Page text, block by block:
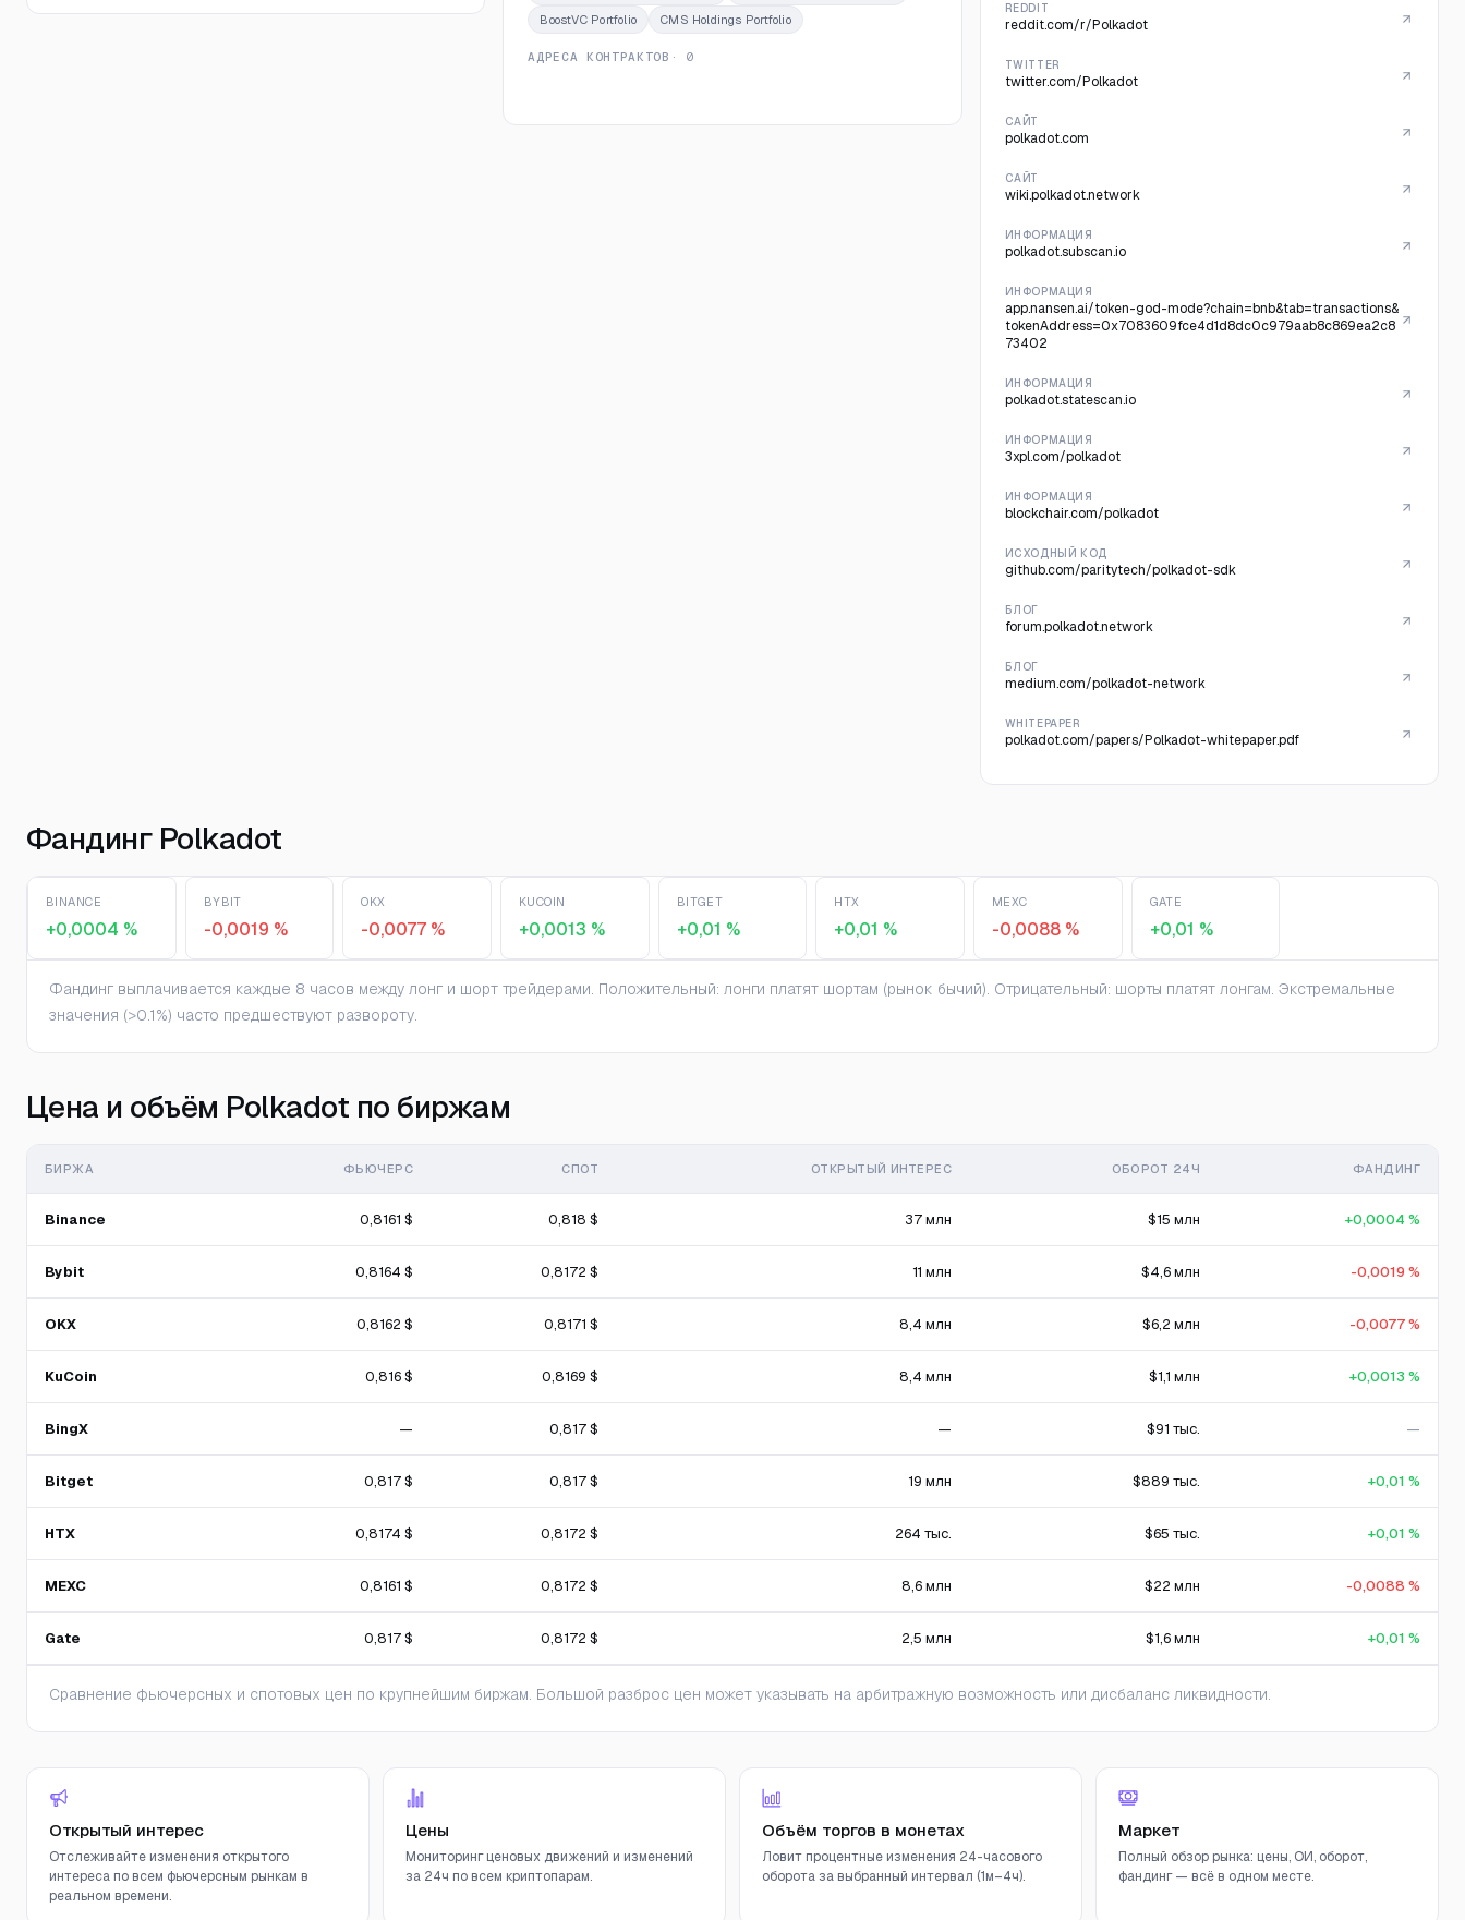
BoostVC Portfolio
CMS Holdings Portfolio
АДРЕСА КОНТРАКТОВ · 0
REDDIT
reddit.com/r/Polkadot
TWITTER
twitter.com/Polkadot
САЙТ
polkadot.com
САЙТ
wiki.polkadot.network
ИНФОРМАЦИЯ
polkadot.subscan.io
ИНФОРМАЦИЯ
app.nansen.ai/token-god-mode?chain=bnb&tab=transactions&
tokenAddress=0x7083609fce4d1d8dc0c979aab8c869ea2c8
73402
ИНФОРМАЦИЯ
polkadot.statescan.io
ИНФОРМАЦИЯ
3xpl.com/polkadot
ИНФОРМАЦИЯ
blockchair.com/polkadot
ИСХОДНЫЙ КОД
github.com/paritytech/polkadot-sdk
БЛОГ
forum.polkadot.network
БЛОГ
medium.com/polkadot-network
WHITEPAPER
polkadot.com/papers/Polkadot-whitepaper.pdf
Фандинг Polkadot
BINANCE
+0,0004 %
BYBIT
-0,0019 %
OKX
-0,0077 %
KUCOIN
+0,0013 %
BITGET
+0,01 %
HTX
+0,01 %
MEXC
-0,0088 %
GATE
+0,01 %
Фандинг выплачивается каждые 8 часов между лонг и шорт трейдерами. Положительный: лонги платят шортам (рынок бычий). Отрицательный: шорты платят лонгам. Экстремальные
значения (>0.1%) часто предшествуют развороту.
Цена и объём Polkadot по биржам
БИРЖА ФЬЮЧЕРС СПОТ ОТКРЫТЫЙ ИНТЕРЕС ОБОРОТ 24Ч ФАНДИНГ
Binance 0,8161 $ 0,818 $ 37 млн $15 млн +0,0004 %
Bybit 0,8164 $ 0,8172 $ 11 млн $4,6 млн -0,0019 %
OKX 0,8162 $ 0,8171 $ 8,4 млн $6,2 млн -0,0077 %
KuCoin 0,816 $ 0,8169 $ 8,4 млн $1,1 млн +0,0013 %
BingX — 0,817 $ — $91 тыс. —
Bitget 0,817 $ 0,817 $ 19 млн $889 тыс. +0,01 %
HTX 0,8174 $ 0,8172 $ 264 тыс. $65 тыс. +0,01 %
MEXC 0,8161 $ 0,8172 $ 8,6 млн $22 млн -0,0088 %
Gate 0,817 $ 0,8172 $ 2,5 млн $1,6 млн +0,01 %
Сравнение фьючерсных и спотовых цен по крупнейшим биржам. Большой разброс цен может указывать на арбитражную возможность или дисбаланс ликвидности.
Открытый интерес
Отслеживайте изменения открытого
интереса по всем фьючерсным рынкам в
реальном времени.
Цены
Мониторинг ценовых движений и изменений
за 24ч по всем криптопарам.
Объём торгов в монетах
Ловит процентные изменения 24-часового
оборота за выбранный интервал (1м–4ч).
Маркет
Полный обзор рынка: цены, ОИ, оборот,
фандинг — всё в одном месте.